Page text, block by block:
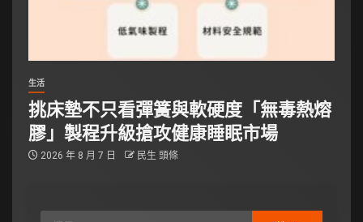
生活
挑床墊不只看彈簧與軟硬度「無毒熱熔
膠」製程升級搶攻健康睡眠市場
2026 年 8 月 7 日 民生 頭條